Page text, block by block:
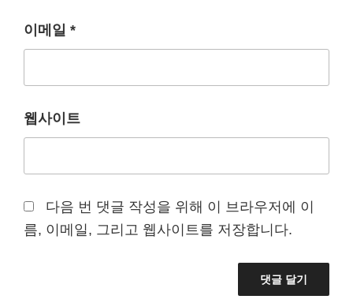
이메일 *
웹사이트
다음 번 댓글 작성을 위해 이 브라우저에 이
름, 이메일, 그리고 웹사이트를 저장합니다.